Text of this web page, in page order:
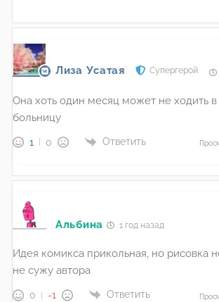
Лиза Усатая Супергерой
Она хоть один месяц может не ходить в
больницу
1 0 Ответить
Альбина 1 год назад
Идея комикса прикольная, но рисовка
не сужу автора
0 -1 Ответить